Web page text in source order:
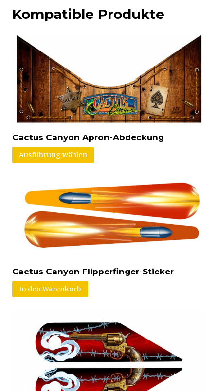
Kompatible Produkte
Cactus Canyon Apron-Abdeckung
Ausführung wählen
Cactus Canyon Flipperfinger-Sticker
In den Warenkorb